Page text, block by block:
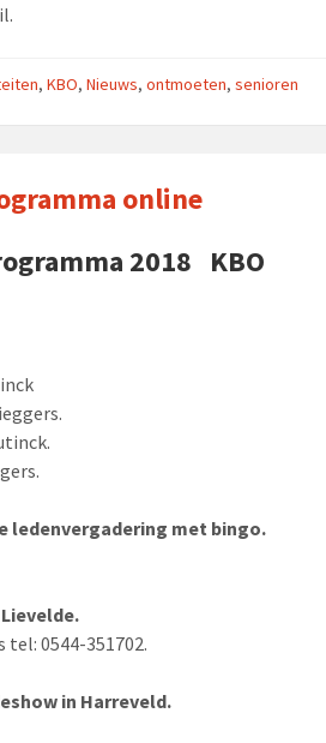
,KBO,Nieuws,ontmoeten,senioren
online
2018 KBO
ledenvergadering met bingo.
0544-351702.
in Harreveld.